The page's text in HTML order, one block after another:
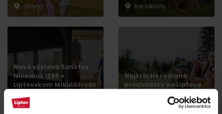
Jasná
Iné lokality
Nová výstava Sanctus
Nicolaus 1286 v
Liptovskom Mikuláši vás
Liptovský Mikuláš
Najkrajšie rodinné
prechádzky na Liptove
región Liptov